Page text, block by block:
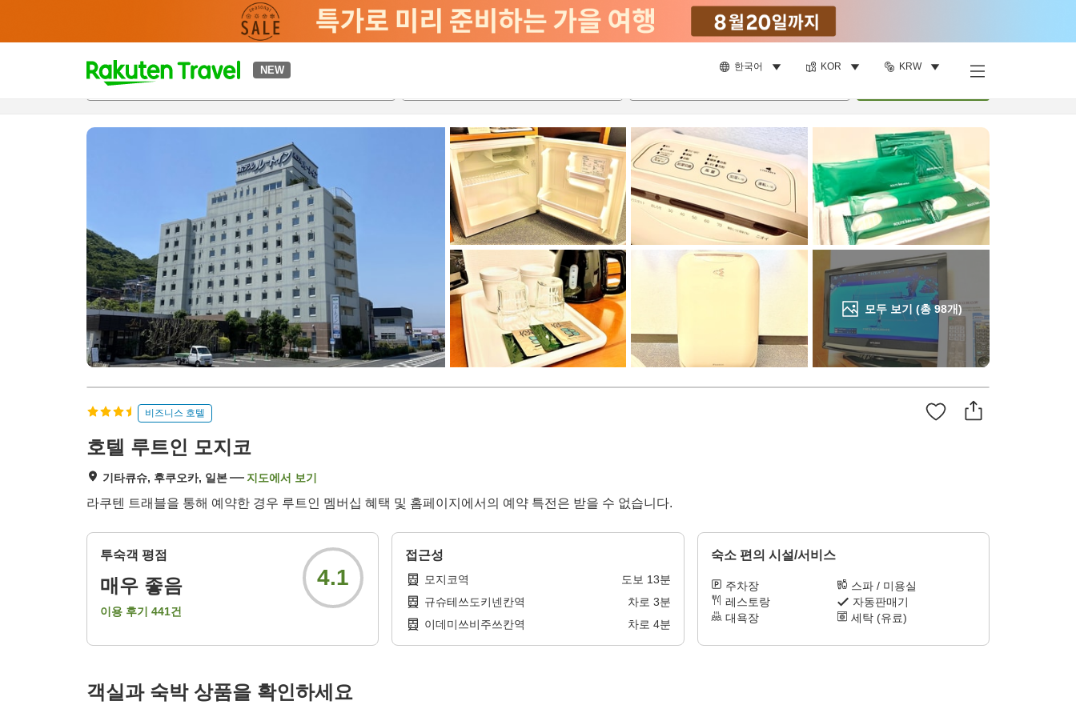
NEW 한국어 KOR KRW
t
p
a
a
r
c
h
모두 보기 (총98개)
개요객실 & 숙박 상품이용 후기 하이라이트
비즈니스 호텔
호텔 루트인 모지코
기타큐슈, 후쿠오카, 일본 지도에서 보기
라쿠텐 트래블을 통해 예약한 경우 루트인 멤버십 혜택 및 홈페이지에서의 예약 특전은 받을 수 없습니다.
투숙객 평점
매우 좋음
이용 후기 441건
4.1
접근성
모지코역 도보 13분
규슈테쓰도키넨칸역
차로 3분
이데미쓰비주쓰칸역
차로 4분
숙소 편의 시설/서비스
주차장
스파 / 미용실
레스토랑
자동판매기
대욕장
세탁 (유료)
객실과 숙박 상품을 확인하세요